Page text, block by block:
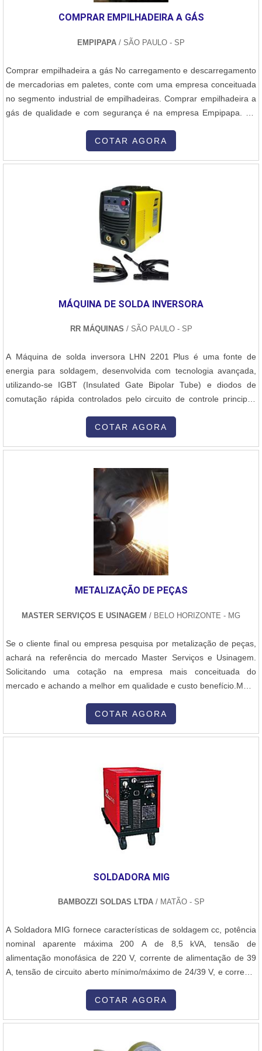
COMPRAR EMPILHADEIRA A GÁS
EMPIPAPA / SÃO PAULO - SP
Comprar empilhadeira a gás No carregamento e descarregamento
de mercadorias em paletes, conte com uma empresa conceituada
no segmento industrial de empilhadeiras. Comprar empilhadeira a
gás de qualidade e com segurança é na empresa Empipapa. Os
atender as mais variadas aplicações. Para Comprar empilhadeira a
COTAR AGORA
MÁQUINA DE SOLDA INVERSORA
RR MÁQUINAS / SÃO PAULO - SP
A Máquina de solda inversora LHN 2201 Plus é uma fonte de
energia para soldagem, desenvolvida com tecnologia avançada,
utilizando-se IGBT (Insulated Gate Bipolar Tube) e diodos de
comutação rápida controlados pelo circuito de controle principal.
corrente de soldagem uniformemente regulada, a Máquina de
COTAR AGORA
METALIZAÇÃO DE PEÇAS
MASTER SERVIÇOS E USINAGEM / BELO HORIZONTE - MG
Se o cliente final ou empresa pesquisa por metalização de peças,
achará na referência do mercado Master Serviços e Usinagem.
Solicitando uma cotação na empresa mais conceituada do
mercado e achando a melhor em qualidade e custo benefício.MAIS
PEÇASSe alguém pesquisar metalização de peças em uma
geradores jenbacher e cat, visando sempre a qualidade final para
a fidelização do cliente.Ainda tratando-se de metalização de peças,
deve-se ter a exatidão em orçar com empresas que prezam por
produtos e serviços que tenham ótima qualidade e assertividade,
detalhes primordiais que são deixados de lado por muitas
empresas que não focam na fidelização do cliente.É importante
a qualidade e assertividade do serviço, além de evitar prejuízos
com imprevistos e execuções mal elaboradas. Assim, é possível
Master Serviços e Usinagem ter se tornado destaque quando
pensamos em uma empresa que entrega confiança e serviços de
qualidade. Alguns desses motivos são: Corpo técnico
especializado; Profissionais com vasta experiência nas diversas
as atividades; Localizada em uma área de 4.000m2;
Equipamentos de última geração.MAIS ALGUNS DETALHES
SOBRE A EMPRESA ESPECIALISTA DO SEGMENTONa Master
COTAR AGORA
SOLDADORA MIG
BAMBOZZI SOLDAS LTDA/ MATÃO - SP
A Soldadora MIG fornece características de soldagem cc, potência
nominal aparente máxima 200 A de 8,5 kVA, tensão de
alimentação monofásica de 220 V, corrente de alimentação de 39
A, tensão de circuito aberto mínimo/máximo de 24/39 V, e corrente
tensão constante, para soldagem com arame sólido, tubular e
COTAR AGORA